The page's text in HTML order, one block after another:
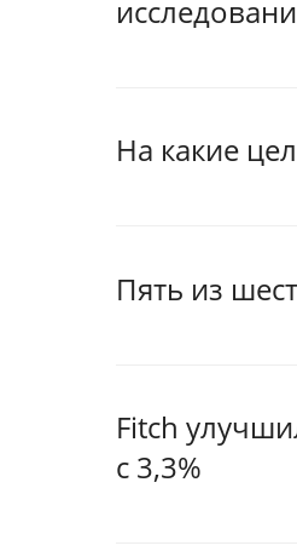
На какие
Пять из
Fitch
с 3,3%